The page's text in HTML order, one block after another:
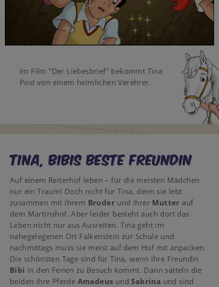
Video
Im Film "Der Liebesbrief" bekommt Tina
Post von einem heimlichen Verehrer.
Tina, Bibis beste Freundin
Auf einem Reiterhof leben – für die meisten Mädchen
nur ein Traum! Doch nicht für Tina, denn sie lebt
zusammen mit ihrem Bruder und ihrer Mutter auf
dem Martinshof. Aber leider besteht auch dort das
Leben nicht nur aus Ausreiten. Tina geht im
nahegelegenen Ort Falkenstein zur Schule und
nachmittags muss sie meist auf dem Hof mit anpacken.
Die schönsten Tage sind für Tina, wenn ihre Freundin
Bibi in den Ferien zu Besuch kommt. Dann satteln die
beiden ihre Pferde Amadeus undSabrina und sind